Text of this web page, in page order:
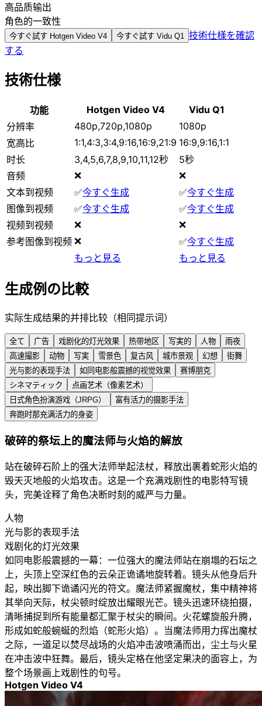
高品质输出
角色的一致性
今すぐ試す Hotgen Video V4 今すぐ試す Vidu Q1 技術仕様を確認
する
技術仕様
功能 Hotgen Video V4
Vidu Q1
分辨率
480p,720p,1080p
1080p
宽高比
1:1,4:3,3:4,9:16,16:9,21:9 16:9,9:16,1:1
时长
3,4,5,6,7,8,9,10,11,12秒
5秒
音频
❌
❌
文本到视频
✅今すぐ生成 ✅今すぐ生成
图像到视频
✅今すぐ生成 ✅今すぐ生成
视频到视频
❌
❌
参考图像到视频 ❌ ✅今すぐ生成
もっと見る
もっと見る
生成例の比較
实际生成结果的并排比较（相同提示词）
全て 广告 戏剧化的灯光效果 热带地区 写実的 人物
雨夜
高速撮影
动物 写実 雪景色 复古风 城市景观 幻想
街舞
光与影的表现手法
如同电影般震撼的视觉效果
赛博朋克
シネマティック
点画艺术（像素艺术）
日式角色扮演游戏（JRPG）
富有活力的摄影手法
奔跑时那充满活力的身姿
破碎的祭坛上的魔法师与火焰的解放
站在破碎石阶上的强大法师举起法杖，释放出裹着蛇形火焰的
毁天灭地般的火焰攻击。这是一个充满戏剧性的电影特写镜
头，完美诠释了角色决断时刻的威严与力量。
人物
光与影的表现手法
戏剧化的灯光效果
如同电影般震撼的一幕：一位强大的魔法师站在崩塌的石坛之
上，头顶上空深红色的云朵正诡谲地旋转着。镜头从他身后升
起，映出脚下诡谲闪光的符文。魔法师紧握魔杖，集中精神将
其举向天际，杖尖顿时绽放出耀眼光芒。镜头迅速环绕拍摄，
清晰捕捉到所有能量都汇聚于杖尖的瞬间。火花螺旋般升腾，
形成如蛇般蜿蜒的烈焰（蛇形火焰）。当魔法师用力挥出魔杖
之际，一道足以焚尽战场的火焰冲击波喷涌而出，尘土与火星
在冲击波中狂舞。最后，镜头定格在他坚定果决的面容上，为
整个场景画上戏剧性的句号。
Hotgen Video V4